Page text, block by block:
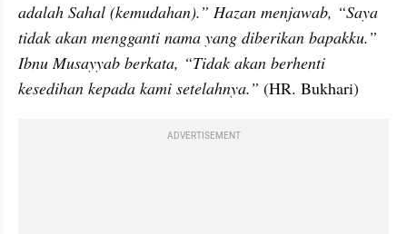
adalah Sahal (kemudahan).” Hazan menjawab, “Saya
tidak akan mengganti nama yang diberikan bapakku.”
Ibnu Musayyab berkata, “Tidak akan berhenti
kesedihan kepada kami setelahnya.” (HR. Bukhari)
ADVERTISEMENT